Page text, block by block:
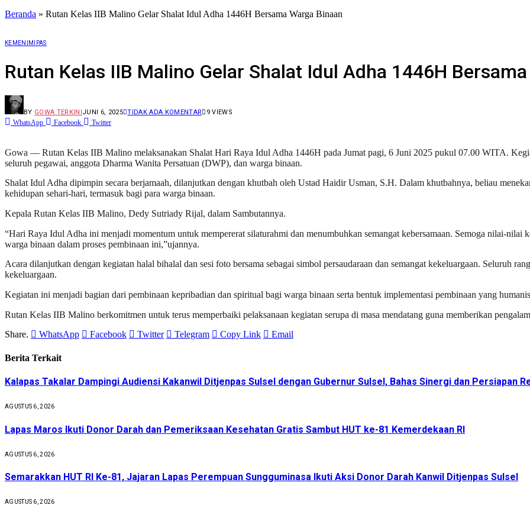
Beranda » Rutan Kelas IIB Malino Gelar Shalat Idul Adha 1446H Bersama Warga Binaan
KEMENIMIPAS
Rutan Kelas IIB Malino Gelar Shalat Idul Adha 1446H
BY GOWA TERKINIJUNI 6, 2025 TIDAK ADA KOMENTAR 9VIEWS
WhatsApp Facebook Twitter
Gowa — Rutan Kelas IIB Malino melaksanakan Shalat Hari Raya Idul Adha 1446H pada Jumat pagi, 6 Juni 2025 pukul 07.00 WITA.
seluruh pegawai, anggota Dharma Wanita Persatuan (DWP), dan warga binaan.
Shalat Idul Adha dipimpin secara berjamaah, dilanjutkan dengan khutbah oleh Ustad Haidir Usman, S.H. Dalam khutbahnya, beliau
kehidupan sehari-hari, termasuk bagi para warga binaan.
Kepala Rutan Kelas IIB Malino, Dedy Sutriady Rijal, dalam Sambutannya.
“Hari Raya Idul Adha ini menjadi momentum untuk mempererat silaturahmi dan menumbuhkan semangat kebersamaan. Semoga nilai-nilai
warga binaan dalam proses pembinaan ini,”ujannya.
Acara dilanjutkan dengan kegiatan halal bihalal dan sesi foto bersama sebagai simbol persaudaraan dan semangat kekeluargaan. Seluruh
kekeluargaan.
Kegiatan ini menjadi bagian dari pembinaan kepribadian dan spiritual bagi warga binaan serta bentuk implementasi pembinaan yang
Rutan Kelas IIB Malino berkomitmen untuk terus memperbaiki pelaksanaan kegiatan serupa di masa mendatang guna memberikan
Share.
WhatsApp Facebook Twitter Telegram Copy Link Email
Berita Terkait
Kalapas Takalar Dampingi Audiensi Kakanwil Ditjenpas Sulsel dengan Gubernur Sulsel, Bahas Sinergi dan Persiapan
AGUSTUS 6, 2026
Lapas Maros Ikuti Donor Darah dan Pemeriksaan Kesehatan Gratis Sambut HUT ke-81 Kemerdekaan RI
AGUSTUS 6, 2026
Semarakkan HUT RI Ke-81, Jajaran Lapas Perempuan Sungguminasa Ikuti Aksi Donor Darah Kanwil Ditjenpas Sulsel
AGUSTUS 6, 2026